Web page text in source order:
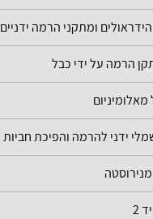
הידראולים ומתקני הרמה ידניים
הרמה על ידי כבל
מאלומיניום
ידני להרמה והפיכת חביות
2